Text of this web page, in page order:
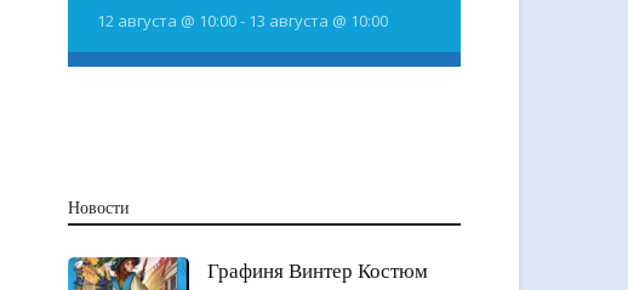
12 августа @ 10:00- 13 августа @ 10:00
Новости
Графиня Винтер Костюм